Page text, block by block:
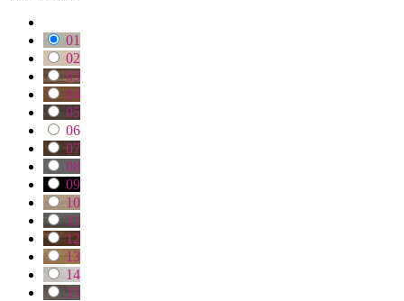
01
02
03
04
05
06
07
08
09
10
11
12
13
14
15